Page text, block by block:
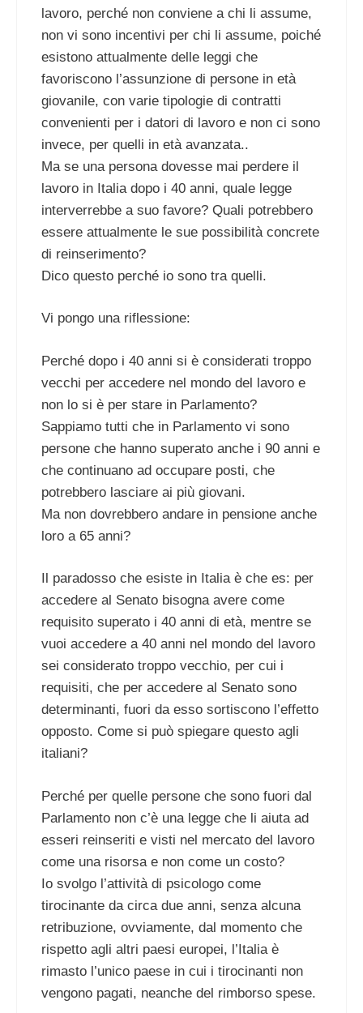
lavoro, perché non conviene a chi li assume,
non vi sono incentivi per chi li assume, poiché
esistono attualmente delle leggi che
favoriscono l’assunzione di persone in età
giovanile, con varie tipologie di contratti
convenienti per i datori di lavoro e non ci sono
invece, per quelli in età avanzata..
Ma se una persona dovesse mai perdere il
lavoro in Italia dopo i 40 anni, quale legge
interverrebbe a suo favore? Quali potrebbero
essere attualmente le sue possibilità concrete
di reinserimento?
Dico questo perché io sono tra quelli.
Vi pongo una riflessione:
Perché dopo i 40 anni si è considerati troppo
vecchi per accedere nel mondo del lavoro e
non lo si è per stare in Parlamento?
Sappiamo tutti che in Parlamento vi sono
persone che hanno superato anche i 90 anni e
che continuano ad occupare posti, che
potrebbero lasciare ai più giovani.
Ma non dovrebbero andare in pensione anche
loro a 65 anni?
Il paradosso che esiste in Italia è che es: per
accedere al Senato bisogna avere come
requisito superato i 40 anni di età, mentre se
vuoi accedere a 40 anni nel mondo del lavoro
sei considerato troppo vecchio, per cui i
requisiti, che per accedere al Senato sono
determinanti, fuori da esso sortiscono l’effetto
opposto. Come si può spiegare questo agli
italiani?
Perché per quelle persone che sono fuori dal
Parlamento non c’è una legge che li aiuta ad
esseri reinseriti e visti nel mercato del lavoro
come una risorsa e non come un costo?
Io svolgo l’attività di psicologo come
tirocinante da circa due anni, senza alcuna
retribuzione, ovviamente, dal momento che
rispetto agli altri paesi europei, l’Italia è
rimasto l’unico paese in cui i tirocinanti non
vengono pagati, neanche del rimborso spese.